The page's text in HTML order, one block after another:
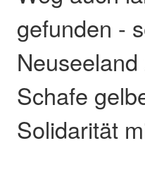
gefunden -
Schafe
Solidarität